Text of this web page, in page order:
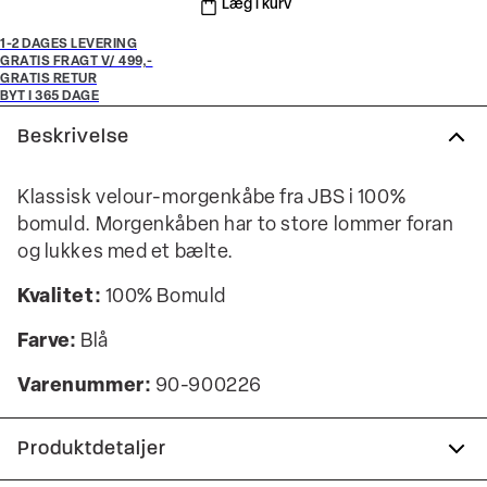
Læg i kurv
1-2 DAGES LEVERING
GRATIS FRAGT V/ 499,-
GRATIS RETUR
BYT I 365 DAGE
Beskrivelse
Klassisk velour-morgenkåbe fra JBS i 100%
bomuld. Morgenkåben har to store lommer foran
og lukkes med et bælte.
Kvalitet: 100% Bomuld
Farve: Blå
Varenummer: 90-900226
Produktdetaljer